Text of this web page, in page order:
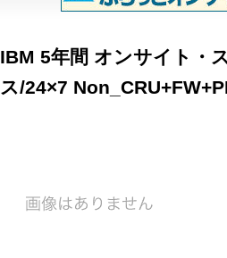
IBM 5年間 オンサイト・
ス/24×7